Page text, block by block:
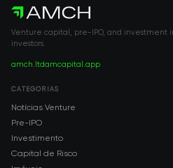
Venture capital, pre-IPO, and investment
investors.
amch.ltdamcapital.app
CATEGORIAS
Notícias Venture
Pre-IPO
Investimento
Capital de Risco